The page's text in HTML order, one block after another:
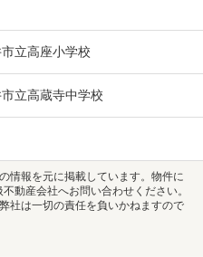
立高座小学校
立高蔵寺中学校
の情報を元に掲載しています。物件に
動産会社へお問い合わせください。
社は一切の責任を負いかねますので